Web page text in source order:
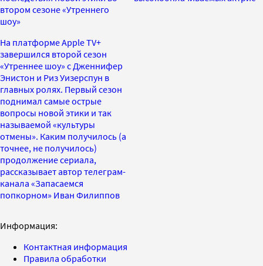
втором сезоне «Утреннего
шоу»
На платформе Apple TV+
завершился второй сезон
«Утреннее шоу» с Дженнифер
Энистон и Риз Уизерспун в
главных ролях. Первый сезон
поднимал самые острые
вопросы новой этики и так
называемой «культуры
отмены». Каким получилось (а
точнее, не получилось)
продолжение сериала,
рассказывает автор телеграм-
канала «Запасаемся
попкорном» Иван Филиппов
Информация:
Контактная информация
Правила обработки